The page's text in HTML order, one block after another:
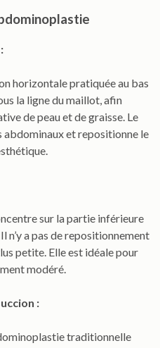
horizontale pratiquée au bas
la ligne du maillot, afin
de peau et de graisse. Le
abdominaux et repositionne le
sur la partie inférieure
n’y a pas de repositionnement
petite. Elle est idéale pour
modéré.
:
traditionnelle